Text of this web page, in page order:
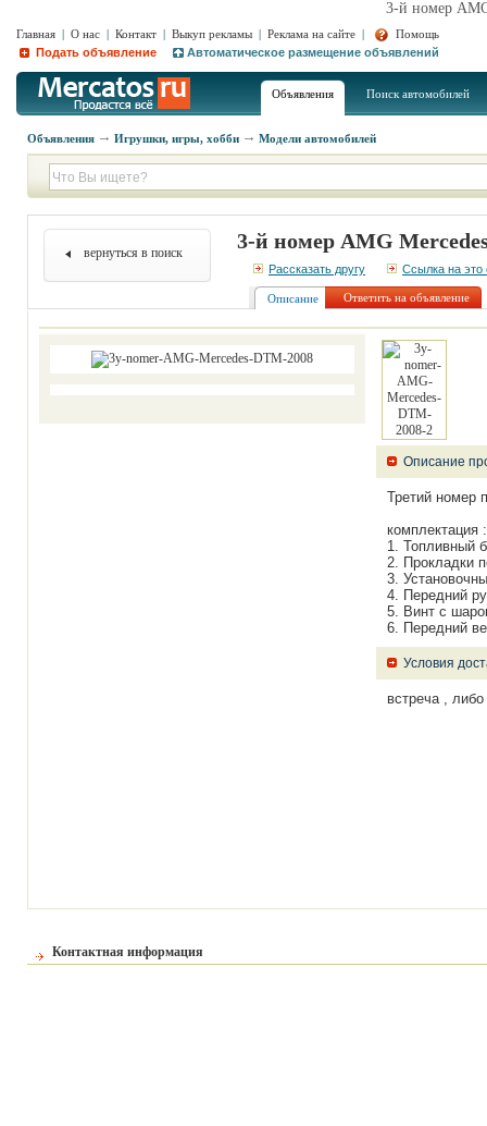
3-й номер
Главная | О нас | Контакт | Выкуп рекламы | Реклама на сайте |
Помощь
Подать объявление
Автоматическое размещение объявлений
Объявления Поиск автомобилей
Объявления Игрушки, игры, хобби Модели автомобилей
вернуться в поиск 3-й номер AMG
Рассказать другу Ссылка на это
Описание Ответить на объявление
Описание
Третий номер
комплектация :
1. Топливный
2. Прокладки
3.
4. Передний
5. Винт с
6. Передний
Условия
встреча ,
Контактная информация